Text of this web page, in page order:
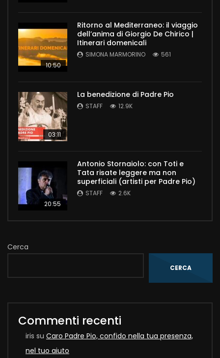
10:50
Ritorno al Mediterraneo: il viaggio
dell’anima di Giorgio De Chirico |
Itinerari domenicali
SIMONA MARMORINO 561
03:11
La benedizione di Padre Pio
STAFF 12.9K
20:55
Antonio Stornaiolo: con Toti e
Tata risate leggere ma non
superficiali (artisti per Padre Pio)
STAFF 2.6K
Cerca
CERCA
Commenti recenti
iris su Caro Padre Pio, confido nella tua presenza,
nel tuo aiuto